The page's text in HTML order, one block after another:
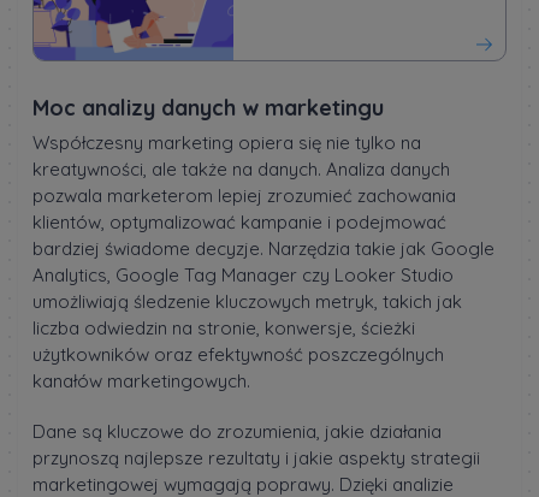
Moc analizy danych w marketingu
Współczesny marketing opiera się nie tylko na
kreatywności, ale także na danych. Analiza danych
pozwala marketerom lepiej zrozumieć zachowania
klientów, optymalizować kampanie i podejmować
bardziej świadome decyzje. Narzędzia takie jak Google
Analytics, Google Tag Manager czy Looker Studio
umożliwiają śledzenie kluczowych metryk, takich jak
liczba odwiedzin na stronie, konwersje, ścieżki
użytkowników oraz efektywność poszczególnych
kanałów marketingowych.
Dane są kluczowe do zrozumienia, jakie działania
przynoszą najlepsze rezultaty i jakie aspekty strategii
marketingowej wymagają poprawy. Dzięki analizie